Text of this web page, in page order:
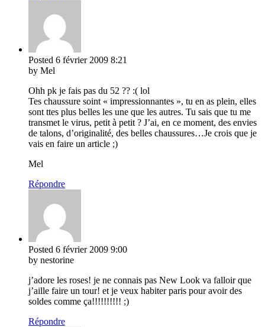
Posted 6 février 2009 8:21
by Mel
Ohh pk je fais pas du 52 ?? :( lol
Tes chaussure soint « impressionnantes », tu en as plein, elles
sont ttes plus belles les une que les autres. Tu sais que tu me
transmet le virus, petit à petit ? J’ai, en ce moment, des envies
de talons, d’originalité, des belles chaussures…Je crois que je
vais en faire un article ;)
Mel
Répondre
Posted 6 février 2009 9:00
by nestorine
j’adore les roses! je ne connais pas New Look va falloir que
j’aille faire un tour! et je veux habiter paris pour avoir des
soldes comme ça!!!!!!!!!! ;)
Répondre